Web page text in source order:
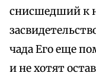
снисшедший к
чада Его еще
и не хотят